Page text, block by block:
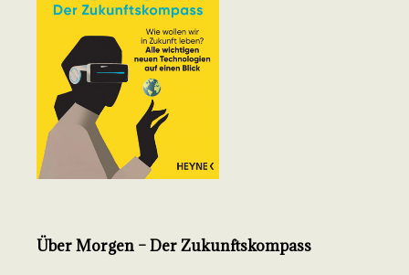
Über Morgen – Der Zukunftskompass